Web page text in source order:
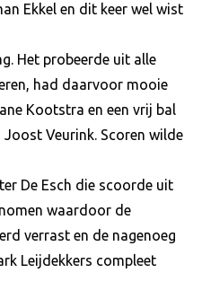
Ekkel en dit keer wel wist
Het probeerde uit alle
had daarvoor mooie
Kootstra en een vrij bal
Veurink. Scoren wilde
De Esch die scoorde uit
waardoor de
verrast en de nagenoeg
Leijdekkers compleet